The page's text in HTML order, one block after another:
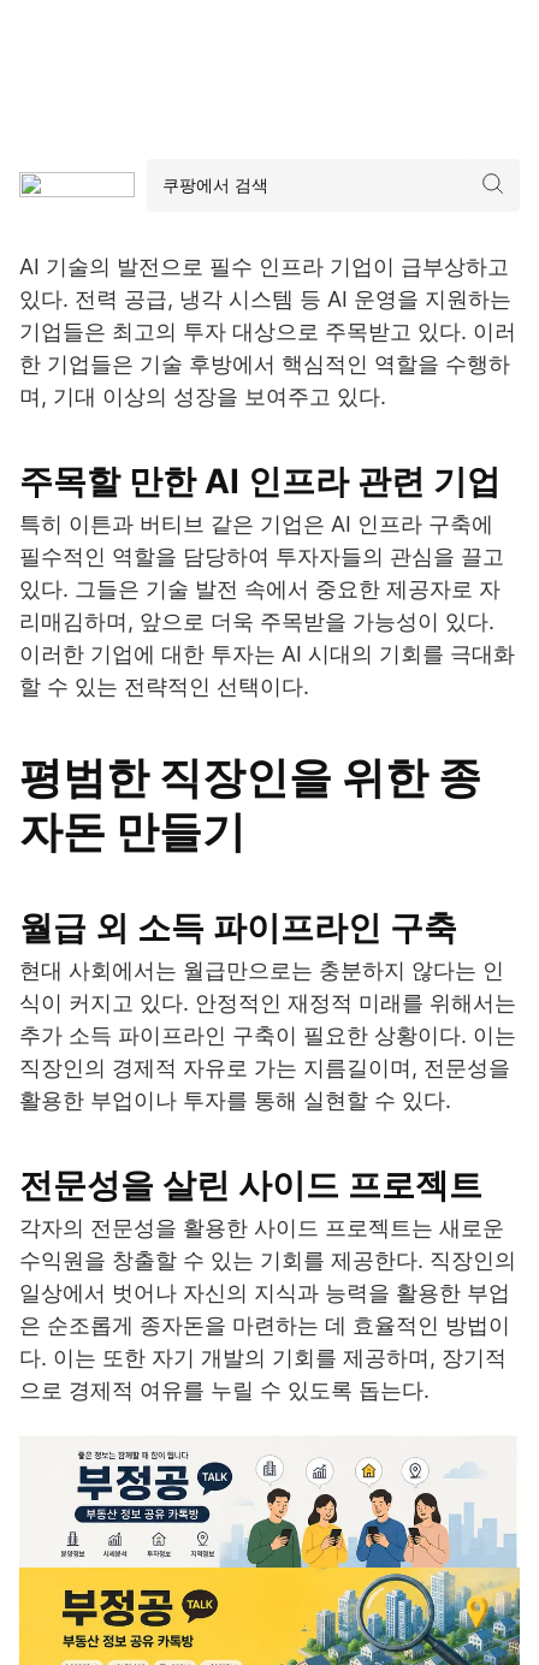
AI 기술의 발전으로 필수 인프라 기업이 급부상하고
있다. 전력 공급, 냉각 시스템 등 AI 운영을 지원하는
기업들은 최고의 투자 대상으로 주목받고 있다. 이러
한 기업들은 기술 후방에서 핵심적인 역할을 수행하
며, 기대 이상의 성장을 보여주고 있다.
주목할 만한 AI 인프라 관련 기업
특히 이튼과 버티브 같은 기업은 AI 인프라 구축에
필수적인 역할을 담당하여 투자자들의 관심을 끌고
있다. 그들은 기술 발전 속에서 중요한 제공자로 자
리매김하며, 앞으로 더욱 주목받을 가능성이 있다.
이러한 기업에 대한 투자는 AI 시대의 기회를 극대화
할 수 있는 전략적인 선택이다.
평범한 직장인을 위한 종
자돈 만들기
월급 외 소득 파이프라인 구축
현대 사회에서는 월급만으로는 충분하지 않다는 인
식이 커지고 있다. 안정적인 재정적 미래를 위해서는
추가 소득 파이프라인 구축이 필요한 상황이다. 이는
직장인의 경제적 자유로 가는 지름길이며, 전문성을
활용한 부업이나 투자를 통해 실현할 수 있다.
전문성을 살린 사이드 프로젝트
각자의 전문성을 활용한 사이드 프로젝트는 새로운
수익원을 창출할 수 있는 기회를 제공한다. 직장인의
일상에서 벗어나 자신의 지식과 능력을 활용한 부업
은 순조롭게 종자돈을 마련하는 데 효율적인 방법이
다. 이는 또한 자기 개발의 기회를 제공하며, 장기적
으로 경제적 여유를 누릴 수 있도록 돕는다.